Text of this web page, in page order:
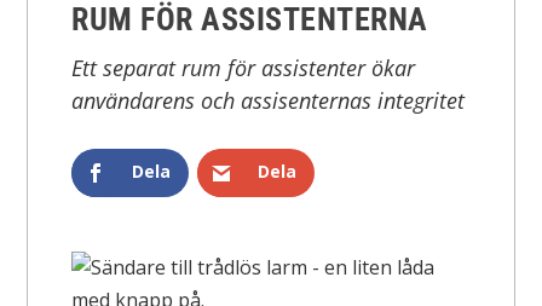
RUM FÖR ASSISTENTERNA
Ett separat rum för assistenter ökar
användarens och assisenternas integritet
Dela Dela